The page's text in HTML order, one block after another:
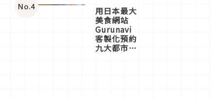
No.4 用日本最大
美食網站
Gurunavi
客製化預約
九大都市餐